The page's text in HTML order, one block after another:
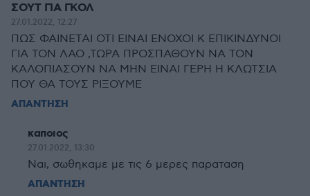
ΣΟΥΤ ΓΙΑ ΓΚΟΛ
27.01.2022, 12:27
ΠΩΣ ΦΑΙΝΕΤΑΙ ΟΤΙ ΕΙΝΑΙ ΕΝΟΧΟΙ Κ ΕΠΙΚΙΝΔΥΝΟΙ
ΓΙΑ ΤΟΝ ΛΑΟ ,ΤΩΡΑ ΠΡΟΣΠΑΘΟΥΝ ΝΑ ΤΟΝ
ΚΑΛΟΠΙΑΣΟΥΝ ΝΑ ΜΗΝ ΕΙΝΑΙ ΓΕΡΗ Η ΚΛΩΤΣΙΑ
ΠΟΥ ΘΑ ΤΟΥΣ ΡΙΞΟΥΜΕ
ΑΠΑΝΤΗΣΗ
καποιος
27.01.2022, 13:30
Ναι, σωθηκαμε με τις 6 μερες παραταση
ΑΠΑΝΤΗΣΗ